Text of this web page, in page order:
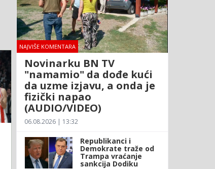
NAJVIŠE KOMENTARA
Novinarku BN TV
"namamio" da dođe kući
da uzme izjavu, a onda je
fizički napao
(AUDIO/VIDEO)
06.08.2026 | 13:32
Republikanci i
Demokrate traže od
Trampa vraćanje
sankcija Dodiku